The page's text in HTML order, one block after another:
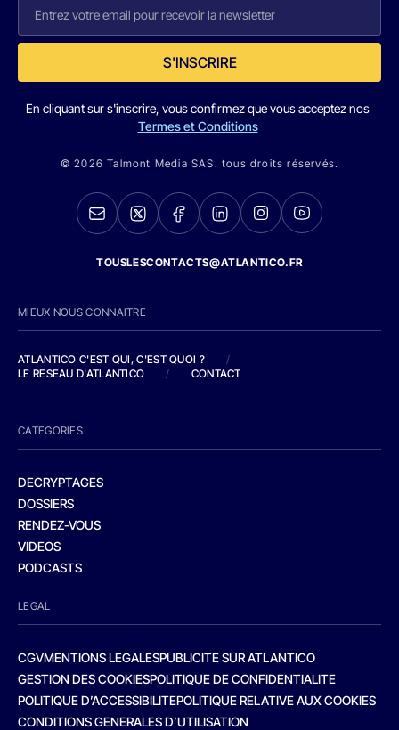
S'INSCRIRE
En cliquant sur s'inscrire, vous confirmez que vous acceptez nos
Termes et Conditions
© 2026 Talmont Media SAS. tous droits réservés.
TOUSLESCONTACTS@ATLANTICO.FR
MIEUX NOUS CONNAITRE
ATLANTICO C'EST QUI, C'EST QUOI ?
/
LE RESEAU D'ATLANTICO
/ CONTACT
CATEGORIES
DECRYPTAGES
DOSSIERS
RENDEZ-VOUS
VIDEOS
PODCASTS
LEGAL
CGVMENTIONS LEGALESPUBLICITE SUR ATLANTICO
GESTION DES COOKIESPOLITIQUE DE CONFIDENTIALITE
POLITIQUE D’ACCESSIBILITEPOLITIQUE RELATIVE AUX COOKIES
CONDITIONS GENERALES D’UTILISATION